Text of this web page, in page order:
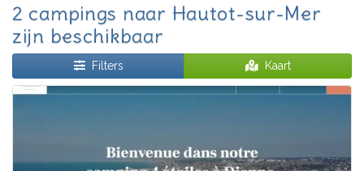
2 campings naar Hautot-sur-Mer
zijn beschikbaar
Filters Kaart